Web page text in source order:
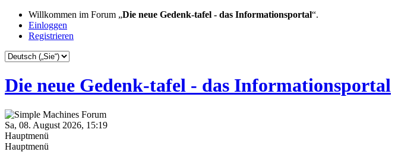
Willkommen im Forum „Die neue Gedenk-tafel - das Informationsportal“.
Einloggen
Registrieren
Die neue Gedenk-tafel - das Informationsportal
Sa, 08. August 2026, 15:19
Hauptmenü
Hauptmenü